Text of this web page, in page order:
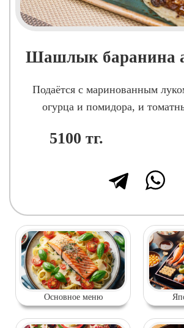
Шашлык баранина
Подаётся с маринованным
огурца и помидора, и
5100 тг.
Основное меню